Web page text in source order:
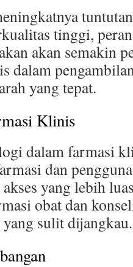
tinggi,
akan semakin
dalam
yang tepat.
Klinis
dalam farmasi
dan
yang lebih
obat dan
sulit dijangkau.